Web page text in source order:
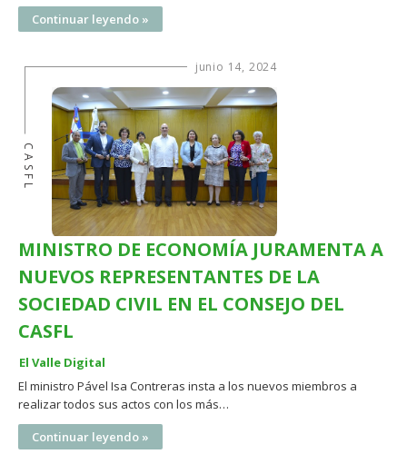
Continuar leyendo »
junio 14, 2024
CASFL
MINISTRO DE ECONOMÍA JURAMENTA A
NUEVOS REPRESENTANTES DE LA
SOCIEDAD CIVIL EN EL CONSEJO DEL
CASFL
El Valle Digital
El ministro Pável Isa Contreras insta a los nuevos miembros a
realizar todos sus actos con los más…
Continuar leyendo »